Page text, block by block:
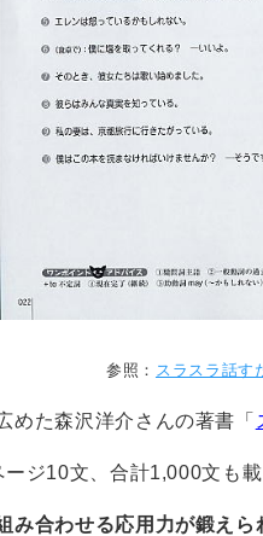
参照： スラスラ話す
めた森沢洋介さんの著書「
ジ10文、合計1,000文も載
み合わせる応用力が鍛えら